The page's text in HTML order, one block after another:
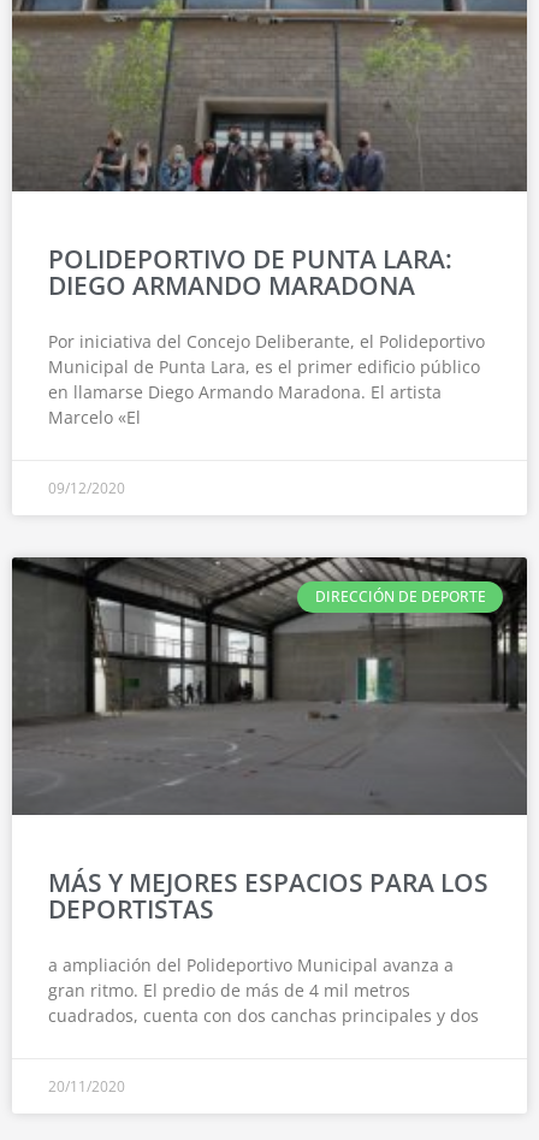
POLIDEPORTIVO DE PUNTA LARA:
DIEGO ARMANDO MARADONA
Por iniciativa del Concejo Deliberante, el Polideportivo
Municipal de Punta Lara, es el primer edificio público
en llamarse Diego Armando Maradona. El artista
Marcelo «El
09/12/2020
DIRECCIÓN DE DEPORTE
MÁS Y MEJORES ESPACIOS PARA LOS
DEPORTISTAS
a ampliación del Polideportivo Municipal avanza a
gran ritmo. El predio de más de 4 mil metros
cuadrados, cuenta con dos canchas principales y dos
20/11/2020